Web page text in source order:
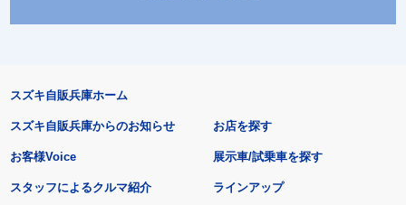
スズキ自販兵庫ホーム
スズキ自販兵庫からのお知らせ
お客様Voice
スタッフによるクルマ紹介
お店を探す
展示車/試乗車を探す
ラインアップ